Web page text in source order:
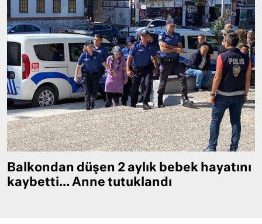
Balkondan düşen 2 aylık bebek hayatını
kaybetti… Anne tutuklandı